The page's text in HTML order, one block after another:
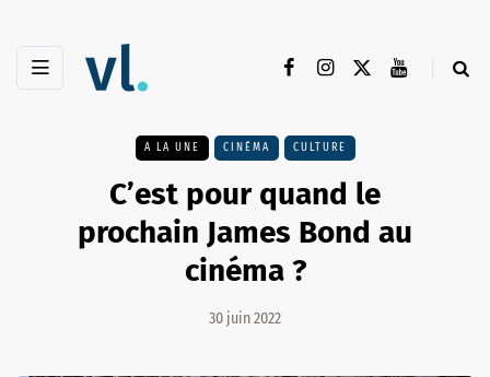
A LA UNE CINÉMA CULTURE
C’est pour quand le
prochain James Bond au
cinéma ?
30 juin 2022